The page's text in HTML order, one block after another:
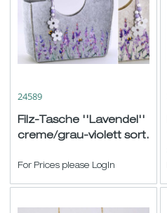
24589
Filz-Tasche ''Lavendel''
creme/grau-violett sort.
For Prices please LogIn